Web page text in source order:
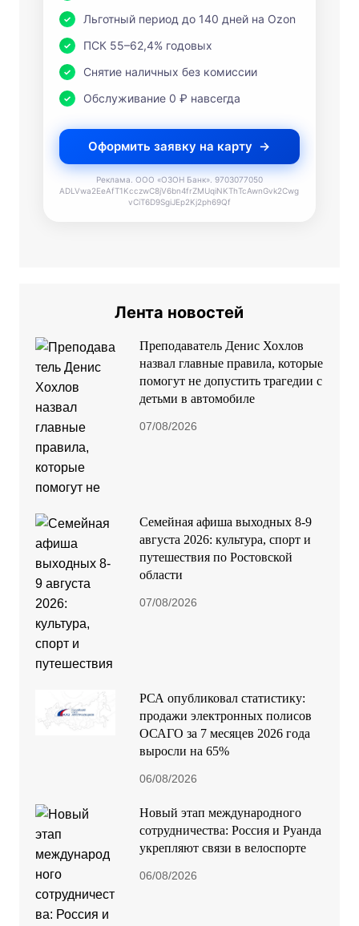
Льготный период до 140 дней на Ozon
ПСК 55–62,4% годовых
Снятие наличных без комиссии
Обслуживание 0 ₽ навсегда
Оформить заявку на карту
Реклама. ООО «ОЗОН Банк». 9703077050
ADLVwa2EeAfT1KcczwC8jV6bn4frZMUqiNKThTcAwnGvk2Cwg
vCiT6D9SgiJEp2Kj2ph69Qf
Лента новостей
Преподаватель Денис Хохлов
назвал главные правила, которые
помогут не допустить трагедии с
детьми в автомобиле
07/08/2026
Семейная афиша выходных 8-9
августа 2026: культура, спорт и
путешествия по Ростовской
области
07/08/2026
РСА опубликовал статистику:
продажи электронных полисов
ОСАГО за 7 месяцев 2026 года
выросли на 65%
06/08/2026
Новый этап международного
сотрудничества: Россия и Руанда
укрепляют связи в велоспорте
06/08/2026